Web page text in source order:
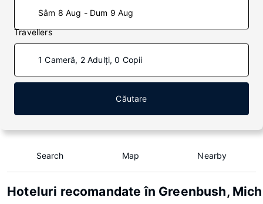
Sâm 8 Aug - Dum 9 Aug
Travellers
1 Cameră, 2 Adulți, 0 Copii
Căutare
Search Map Nearby
Hoteluri recomandate în Greenbush,